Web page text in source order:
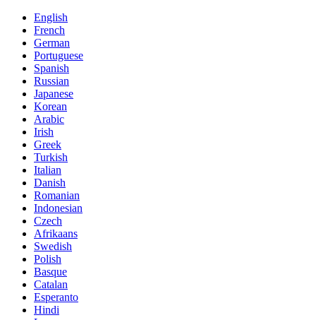
English
French
German
Portuguese
Spanish
Russian
Japanese
Korean
Arabic
Irish
Greek
Turkish
Italian
Danish
Romanian
Indonesian
Czech
Afrikaans
Swedish
Polish
Basque
Catalan
Esperanto
Hindi